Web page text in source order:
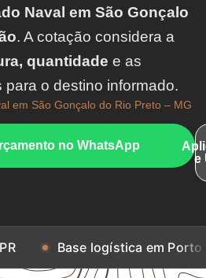
Naval em São Gonçalo
. A cotação considera a
quantidade e as
o destino informado.
em São Gonçalo do Rio Preto – MG
no WhatsApp
e
logística em Porto Alegre, RS